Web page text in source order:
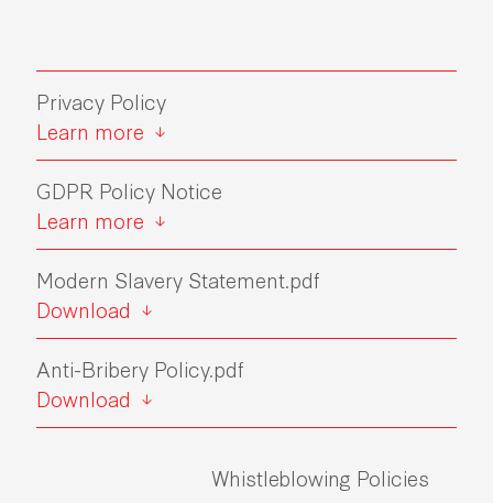
Privacy Policy
Learn more
GDPR Policy Notice
Learn more
Modern Slavery Statement.pdf
Download
Anti-Bribery Policy.pdf
Download
Whistleblowing Policies